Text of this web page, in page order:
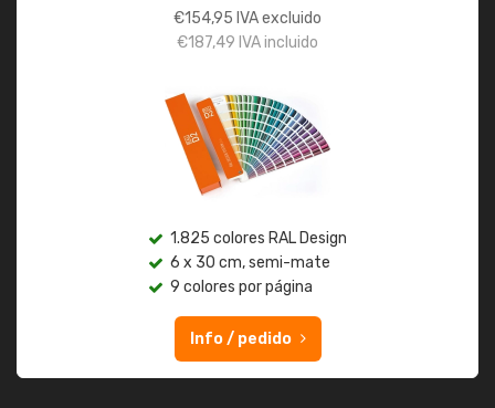
€154,95 IVA excluido
€187,49 IVA incluido
1.825 colores RAL Design
6 x 30 cm, semi-mate
9 colores por página
Info / pedido